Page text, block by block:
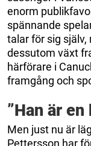
enorm
spännande
talar för sig själv,
dessutom växt
härförare i
framgång och
”Han är en
Men just nu är
Pettersson har